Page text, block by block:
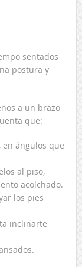
sentados
postura y
a un brazo
que:
en ángulos que
al piso,
acolchado.
los pies
inclinarte